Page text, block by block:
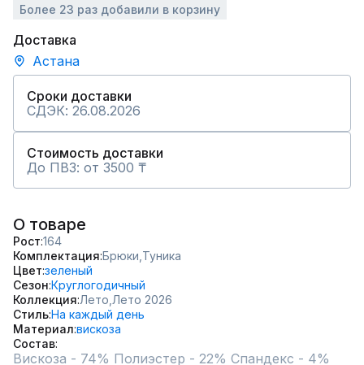
Более 23 раз добавили в корзину
Доставка
Астана
Сроки доставки
СДЭК: 26.08.2026
Стоимость доставки
До ПВЗ: от 3500 ₸
О товаре
Рост 164
Комплектация Брюки, Туника
Цвет зеленый
Сезон Круглогодичный
Коллекция Лето, Лето 2026
СтильНа каждый день
Материал вискоза
Состав